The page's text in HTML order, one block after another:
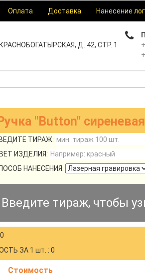
Оплата Доставка Нанесение
Д. 42, СТР. 1
"Button" сиреневая
ТИРАЖ:
ИЗДЕЛИЯ:
НАНЕСЕНИЯ:
Введите тираж, чтобы
ЗА 1 шт. : 0
Стоимость